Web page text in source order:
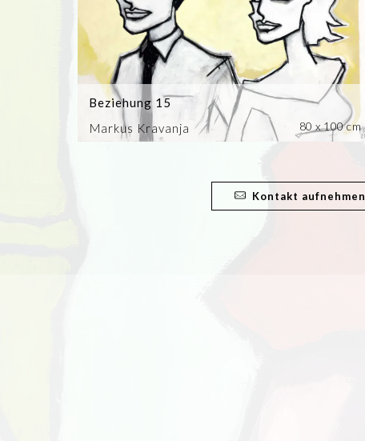
Markus Kravanja
Beziehung 15
80 x 100 cm
Kontakt aufnehmen